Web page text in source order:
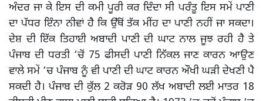
ਅੰਦਰ ਜਾ ਕੇ ਇਸ ਦੀ ਕਮੀ ਪੂਰੀ ਕਰ ਦਿੰਦਾ ਸੀ ਪਰੰਤੂ ਇਸ ਸਮੇਂ ਪਾਣੀ
ਦਾ ਪੱਧਰ ਇੰਨਾ ਨੀਵਾਂ ਹੈ ਕਿ ਉੱਥੋਂ ਤੱਕ ਮੀਂਹ ਦਾ ਪਾਣੀ ਨਹੀਂ ਜਾ ਸਕਦਾ।
ਦੇਸ਼ ਦੀ ਇੱਕ ਤਿਹਾਈ ਅਬਾਦੀ ਪਾਣੀ ਦੀ ਘਾਟ ਨਾਲ ਜੂਝ ਰਹੀ ਹੈ ਤੇ
ਪੰਜਾਬ ਦੀ ਧਰਤੀ ‘ਚੋਂ 75 ਫੀਸਦੀ ਪਾਣੀ ਨਿੱਕਲ ਜਾਣ ਕਾਰਨ ਆਉਣ
ਵਾਲੇ ਸਮੇਂ ‘ਚ ਪੰਜਾਬ ਨੂੰ ਵੀ ਪਾਣੀ ਦੀ ਘਾਟ ਕਾਰਨ ਔਖੀ ਘੜੀ ਦੇਖਣੀ ਪੈ
ਸਕਦੀ ਹੈ। ਪੰਜਾਬ ਦੀ ਕੁੱਲ 2 ਕਰੋੜ 90 ਲੱਖ ਅਬਾਦੀ ਲਈ ਮਾਤਰ 18